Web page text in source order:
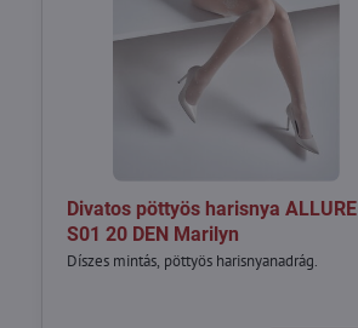
Divatos pöttyös harisnya ALLURE
S01 20 DEN Marilyn
Díszes mintás, pöttyös harisnyanadrág.